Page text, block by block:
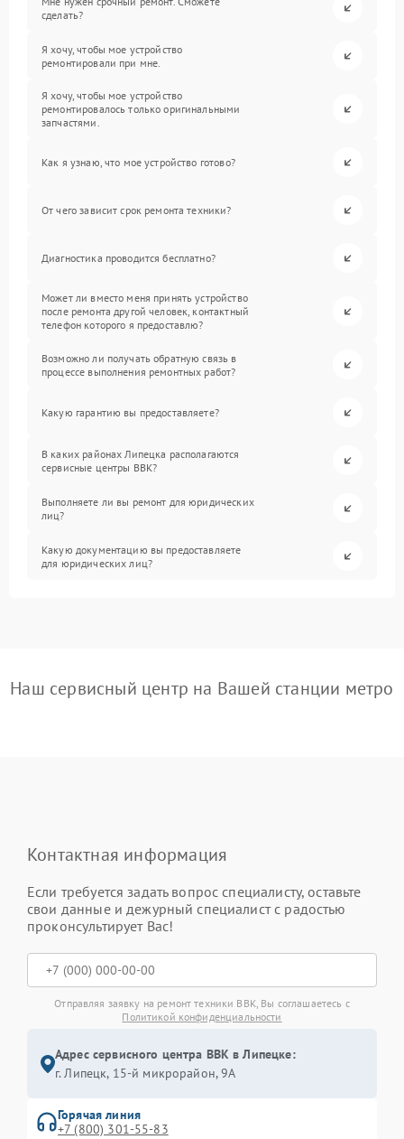
сделать?
Я хочу, чтобы мое устройство
ремонтировали при мне.
Я хочу, чтобы мое устройство
ремонтировалось только оригинальными
запчастями.
Как я узнаю, что мое устройство готово?
От чего зависит срок ремонта техники?
Диагностика проводится бесплатно?
Может ли вместо меня принять устройство
после ремонта другой человек, контактный
телефон которого я предоставлю?
Возможно ли получать обратную связь в
процессе выполнения ремонтных работ?
Какую гарантию вы предоставляете?
В каких районах Липецка располагаются
сервисные центры BBK?
Выполняете ли вы ремонт для юридических
лиц?
Какую документацию вы предоставляете
для юридических лиц?
Наш сервисный центр на Вашей станции метро
Контактная информация
Если требуется задать вопрос специалисту, оставьте
свои данные и дежурный специалист с радостью
проконсультирует Вас!
Отправляя заявку на ремонт техники BBK, Вы соглашаетесь с
Политикой конфиденциальности
Адрес сервисного центра BBK в Липецке:
г. Липецк, 15-й микрорайон, 9А
Горячая линия
+7 (800) 301-55-83